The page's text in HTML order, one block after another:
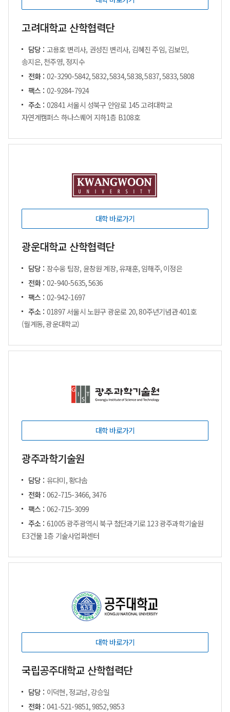
고려대학교 산학협력단
담당 : 고용호 변리사, 권성진 변리사, 김혜진 주임, 김보민,
송지은, 천주영, 정지수
전화 : 02-3290-5842, 5832, 5834, 5838, 5837, 5833, 5808
팩스 : 02-9284-7924
주소 : 02841 서울시 성북구 안암로 145 고려대학교
자연계캠퍼스 하나스퀘어 지하1층 B108호
대학 바로가기
광운대학교 산학협력단
담당 : 장수웅 팀장, 윤창원 계장, 유재훈, 임해주, 이정은
전화 : 02-940-5635, 5636
팩스 : 02-942-1697
주소 : 01897 서울시 노원구 광운로 20, 80주년기념관 401호
(월계동, 광운대학교)
대학 바로가기
광주과학기술원
담당 : 유다미, 황다솜
전화 : 062-715-3466, 3476
팩스 : 062-715-3099
주소 : 61005 광주광역시 북구 첨단과기로 123 광주과학기술원
E3건물 1층 기술사업화센터
대학 바로가기
국립공주대학교 산학협력단
담당 : 이덕현, 정교남, 강승일
전화 : 041-521-9851, 9852, 9853